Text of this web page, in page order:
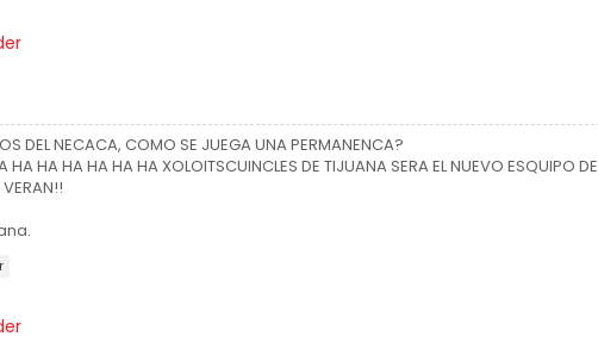
DEL NECACA, COMO SE JUEGA UNA PERMANENCA?
HA HA HA HA HA HA XOLOITSCUINCLES DE TIJUANA SERA EL NUEVO ESQUIPO DE